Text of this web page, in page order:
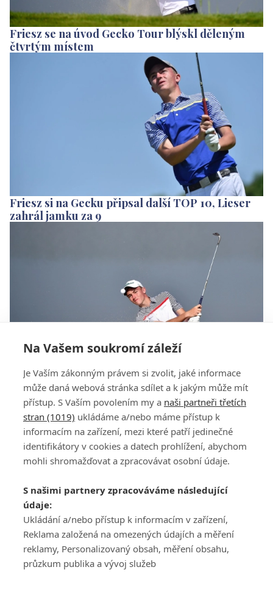
Na Vašem soukromí záleží
Je Vaším zákonným právem si zvolit, jaké informace
může daná webová stránka sdílet a k jakým může mít
přístup. S Vaším povolením my a naši partneři třetích
stran (1019) ukládáme a/nebo máme přístup k
informacím na zařízení, mezi které patří jedinečné
identifikátory v cookies a datech prohlížení, abychom
mohli shromažďovat a zpracovávat osobní údaje.
S našimi partnery zpracováváme následující
údaje:
Ukládání a/nebo přístup k informacím v zařízení,
Reklama založená na omezených údajích a měření
reklamy, Personalizovaný obsah, měření obsahu,
průzkum publika a vývoj služeb
Friesz se na úvod Gecko Tour blýskl děleným
čtvrtým místem
Friesz si na Gecku připsal další TOP 10, Lieser
zahrál jamku za 9
Valášek ani Friesz tentokrát par na Gecku
nepokořili
Všeobecné obchodní
podmínky služby
GolfExtra.cz Premium
Podmínky zpracování
osobních údajů při
ATV CZ, s.r.o.
140 00 Praha 4